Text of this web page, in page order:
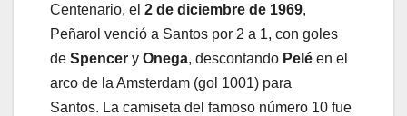
Centenario, el 2 de diciembre de 1969,
Peñarol venció a Santos por 2 a 1, con goles
de Spencer y Onega, descontando Pelé en el
arco de la Amsterdam (gol 1001) para
Santos. La camiseta del famoso número 10 fue